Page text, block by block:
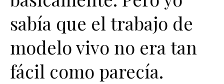
sabía que el trabajo de
modelo vivo no era tan
fácil como parecía.